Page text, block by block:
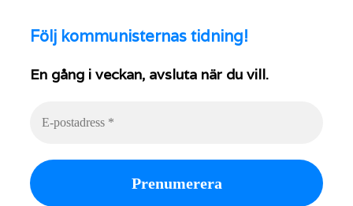
Följ kommunisternas tidning!
En gång i veckan, avsluta när du vill.